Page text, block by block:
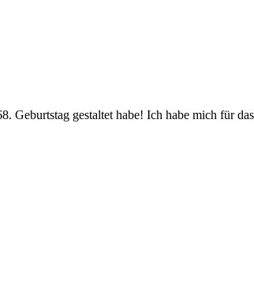
gestaltet habe! Ich habe mich für